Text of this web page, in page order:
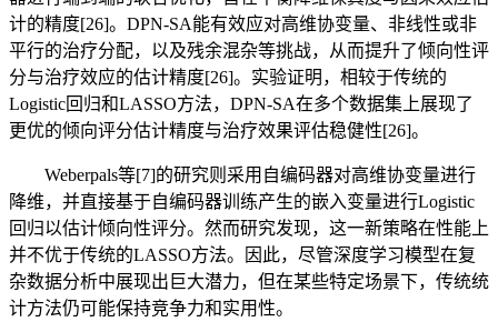
计的精度[26]。DPN-SA能有效应对高维协变量、非线性或非
平行的治疗分配，以及残余混杂等挑战，从而提升了倾向性评
分与治疗效应的估计精度[26]。实验证明，相较于传统的
Logistic回归和LASSO方法，DPN-SA在多个数据集上展现了
更优的倾向评分估计精度与治疗效果评估稳健性[26]。
Weberpals等[7]的研究则采用自编码器对高维协变量进行
降维，并直接基于自编码器训练产生的嵌入变量进行Logistic
回归以估计倾向性评分。然而研究发现，这一新策略在性能上
并不优于传统的LASSO方法。因此，尽管深度学习模型在复
杂数据分析中展现出巨大潜力，但在某些特定场景下，传统统
计方法仍可能保持竞争力和实用性。